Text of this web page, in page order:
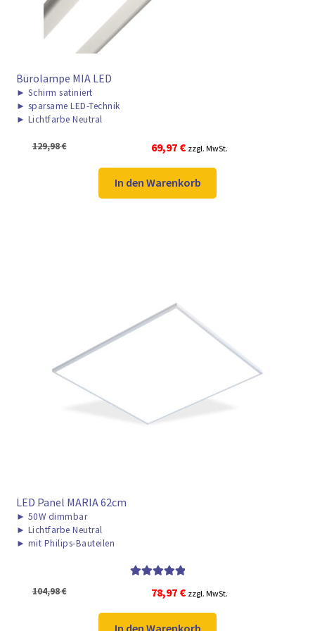
Bürolampe MIA LED
► Schirm satiniert
► sparsame LED-Technik
► Lichtfarbe Neutral
129,98€
Ursprünglicher
war:
129,98 €
69,97 €Aktueller
ist:
69,97 €.
zzgl. MwSt.
In den Warenkorb
LED Panel MARIA 62cm
► 50W dimmbar
► Lichtfarbe Neutral
► mit Philips-Bauteilen
von 5
104,98€
Ursprünglicher
war:
78,97 €Aktueller
ist:
zzgl. MwSt.
In den Warenkorb